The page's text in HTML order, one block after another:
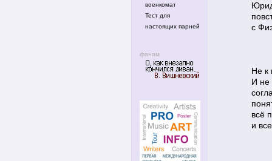
военкомат
Тест для
настоящих парней
фанам
с
Не к
И не
всё
и